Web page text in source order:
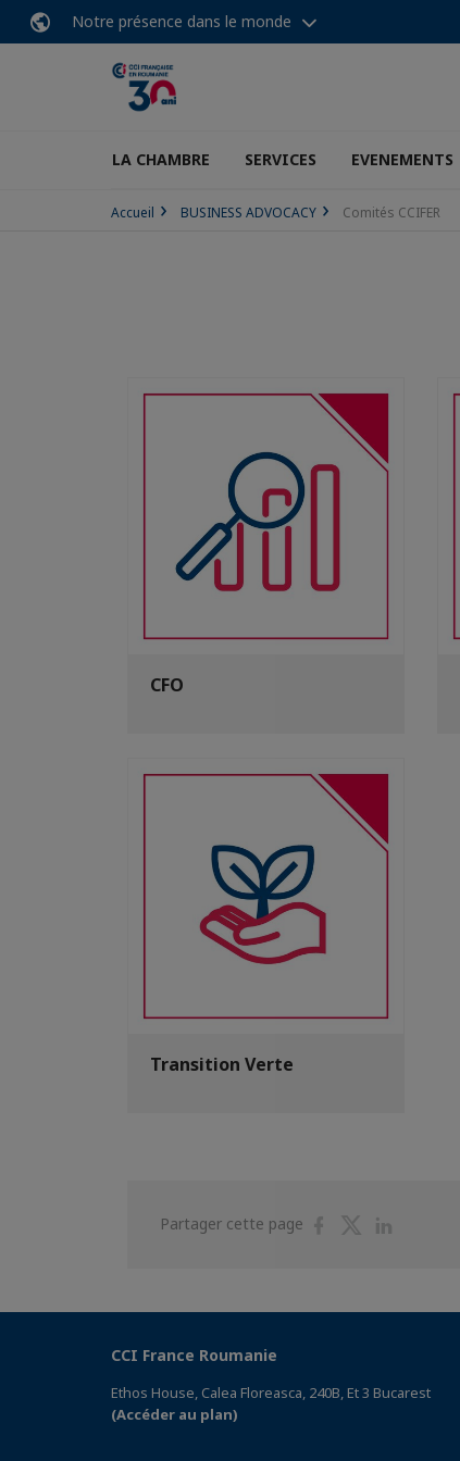
Notre présence dans le monde
LA CHAMBRE SERVICES EVENEMENTS
Accueil BUSINESS ADVOCACY Comités CCIFER
CFO
Transition Verte
Partager cette page
PartagerPartager
CCI France Roumanie
Ethos House, Calea Floreasca, 240B, Et 3 Bucarest
(Accéder au plan)